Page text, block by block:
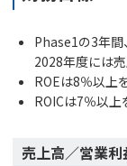
Phase1の3年間
2028年度には
ROEは8％以上
ROICは7％以上
売上高／営業